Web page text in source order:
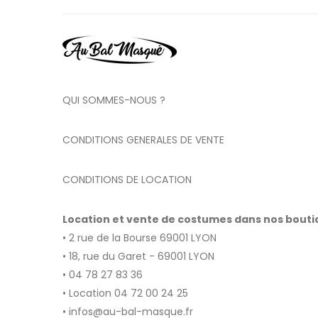
QUI SOMMES-NOUS ?
CONDITIONS GENERALES DE VENTE
CONDITIONS DE LOCATION
Location et vente de costumes dans nos
• 2 rue de la Bourse 69001 LYON
• 18, rue du Garet - 69001 LYON
• 04 78 27 83 36
• Location 04 72 00 24 25
• infos@au-bal-masque.fr